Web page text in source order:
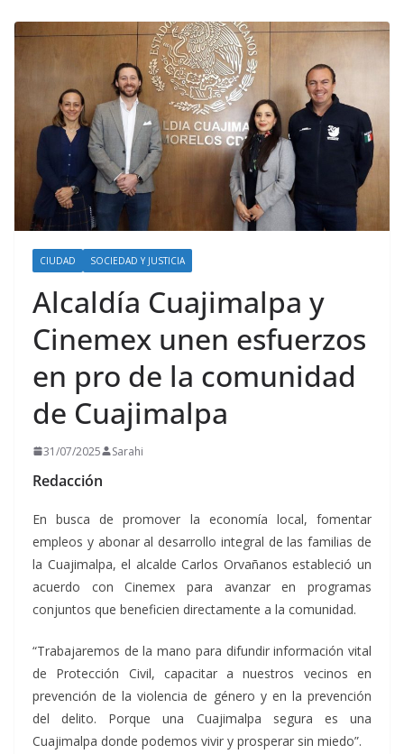
CIUDAD SOCIEDAD Y JUSTICIA
Alcaldía Cuajimalpa y
Cinemex unen esfuerzos
en pro de la comunidad
de Cuajimalpa
31/07/2025 Sarahi
Redacción
En busca de promover la economía local, fomentar
empleos y abonar al desarrollo integral de las familias de
la Cuajimalpa, el alcalde Carlos Orvañanos estableció un
acuerdo con Cinemex para avanzar en programas
conjuntos que beneficien directamente a la comunidad.
“Trabajaremos de la mano para difundir información vital
de Protección Civil, capacitar a nuestros vecinos en
prevención de la violencia de género y en la prevención
del delito. Porque una Cuajimalpa segura es una
Cuajimalpa donde podemos vivir y prosperar sin miedo”.